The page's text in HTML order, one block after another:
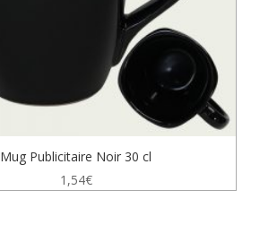
Mug Publicitaire Noir 30 cl
1,54€